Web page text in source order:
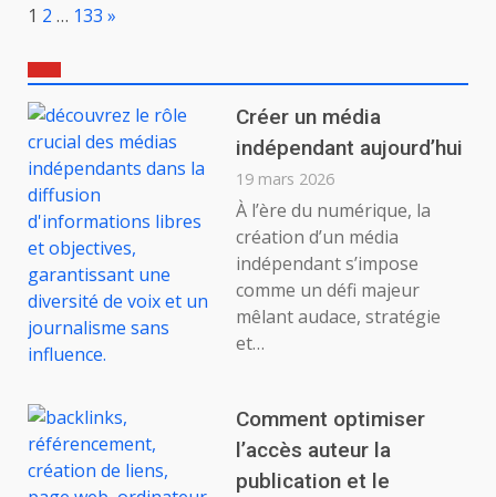
Page:
1 2 … 133 Next
»
Créer un média
indépendant aujourd’hui
19 mars 2026
À l’ère du numérique, la
création d’un média
indépendant s’impose
comme un défi majeur
mêlant audace, stratégie
et…
Comment optimiser
l’accès auteur la
publication et le